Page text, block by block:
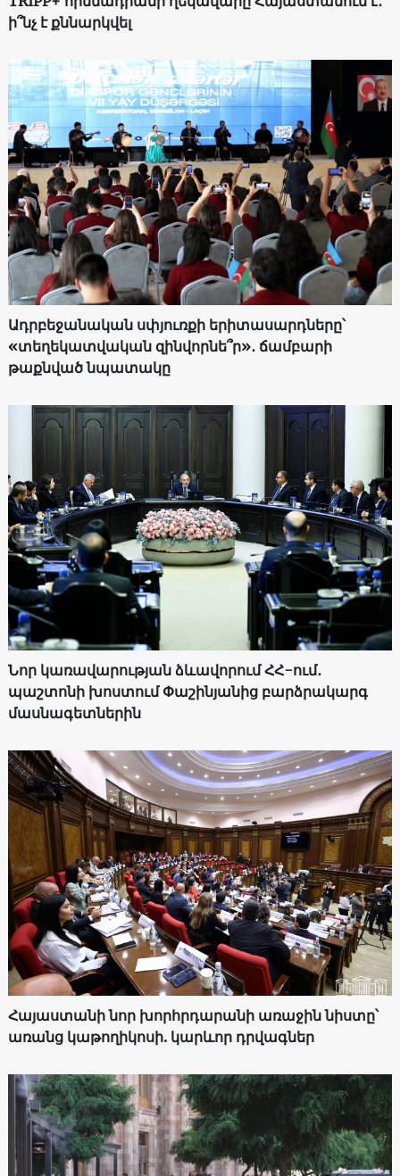
ի՞նչ է քննարկվել
Ադրբեջանական սփյուռքի երիտասարդները՝
«տեղեկատվական զինվորնե՞ր»․ ճամբարի
թաքնված նպատակը
Նոր կառավարության ձևավորում ՀՀ-ում․
պաշտոնի խոստում Փաշինյանից բարձրակարգ
մասնագետներին
Հայաստանի նոր խորհրդարանի առաջին նիստը՝
առանց կաթողիկոսի. կարևոր դրվագներ